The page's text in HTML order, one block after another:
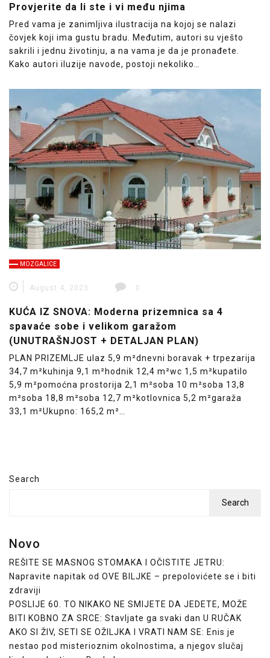
Provjerite da li ste i vi među njima
Pred vama je zanimljiva ilustracija na kojoj se nalazi
čovjek koji ima gustu bradu. Međutim, autori su vješto
sakrili i jednu životinju, a na vama je da je pronađete.
Kako autori iluzije navode, postoji nekoliko…
MOZGALICE
August 4, 2023 0
KUĆA IZ SNOVA: Moderna prizemnica sa 4
spavaće sobe i velikom garažom
(UNUTRAŠNJOST + DETALJAN PLAN)
PLAN PRIZEMLJE ulaz 5,9 m²dnevni boravak + trpezarija
34,7 m²kuhinja 9,1 m²hodnik 12,4 m²wc 1,5 m²kupatilo
5,9 m²pomoćna prostorija 2,1 m²soba 10 m²soba 13,8
m²soba 18,8 m²soba 12,7 m²kotlovnica 5,2 m²garaža
33,1 m²Ukupno: 165,2 m²…
Search
Search
Novo
REŠITE SE MASNOG STOMAKA I OČISTITE JETRU:
Napravite napitak od OVE BILJKE – prepolovićete se i biti
zdraviji
POSLIJE 60. TO NIKAKO NE SMIJETE DA JEDETE, MOŽE
BITI KOBNO ZA SRCE: Stavljate ga svaki dan U RUČAK
AKO SI ŽIV, SETI SE OŽILJKA I VRATI NAM SE: Enis je
nestao pod misterioznim okolnostima, a njegov slučaj